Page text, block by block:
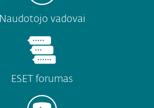
Naudotojo vadovai
ESET forumas